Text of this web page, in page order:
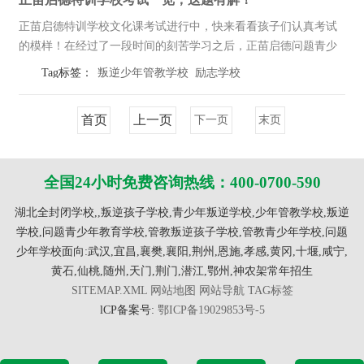
正苗启德特训学校文化课考试进行中，快来看看孩子们认真考试
的模样！在经过了一段时间的刻苦学习之后，正苗启德问题青少
年教育学校对学生们进行了系统的考试，检阅一下孩子们这段时
到的知识进行查漏...
Tag标签： 叛逆少年管教学校 励志学校
首页 上一页 下一页 末页
全国24小时免费咨询热线：400-0700-590
湖北全封闭学校,,叛逆孩子学校,青少年叛逆学校,少年管教学校,叛逆
学校,问题青少年教育学校,管教叛逆孩子学校,管教青少年学校,问题
少年学校面向:武汉,宜昌,襄樊,襄阳,荆州,恩施,孝感,黄冈,十堰,咸宁,
黄石,仙桃,随州,天门,荆门,潜江,鄂州,神农架常年招生
SITEMAP.XML 网站地图 网站导航 TAG标签
lCP备案号: 鄂ICP备19029853号-5